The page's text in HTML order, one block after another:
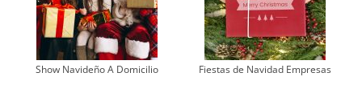
Show Navideño A Domicilio Fiestas de Navidad Empresas